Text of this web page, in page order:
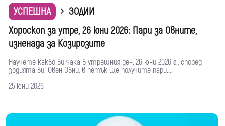
УСПЕШНА
ЗОДИИ
Хороскоп за утре, 26 юни 2026: Пари за Овните,
изненада за Козирозите
Научете какво ви чака в утрешния ден, 26 юни 2026 г., според
зодията ви. Овен Овни, в петък ще получите пари....
25 юни 2026